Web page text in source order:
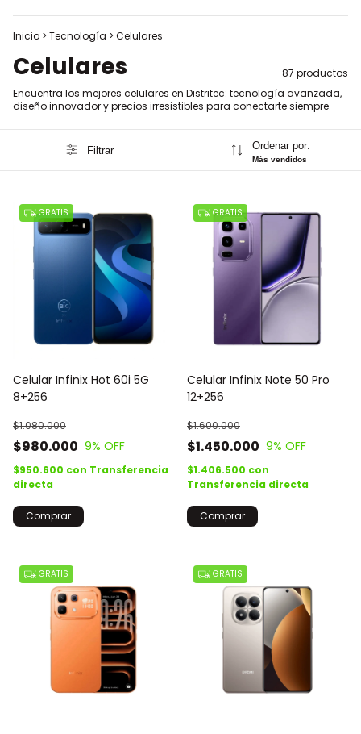
Inicio > Tecnología > Celulares
Celulares
87 productos
Encuentra los mejores celulares en Distritec: tecnología avanzada,
diseño innovador y precios irresistibles para conectarte siempre.
Filtrar Ordenar por:
Más vendidos
GRATIS
Celular Infinix Hot 60i 5G
8+256
$980.000
$1.080.000
9% OFF
$950.600 con Transferencia
directa
Comprar
GRATIS
Celular Infinix Note 50 Pro
12+256
$1.450.000
$1.600.000
9% OFF
$1.406.500 con
Transferencia directa
Comprar
GRATIS GRATIS